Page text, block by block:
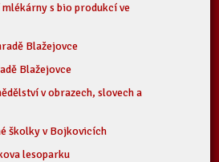
s bio produkcí ve
Blažejovce
Blažejovce
v obrazech, slovech a
školky v Bojkovicích
lesoparku